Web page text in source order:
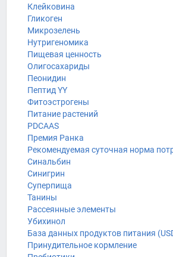
Клейковина
Гликоген
Микрозелень
Нутригеномика
Пищевая ценность
Олигосахариды
Пеонидин
Пептид YY
Фитоэстрогены
Питание растений
PDCAAS
Премия Ранка
Рекомендуемая суточная норма
Синальбин
Синигрин
Суперпища
Танины
Рассеянные элементы
Убихинол
База данных продуктов питания
Принудительное кормление